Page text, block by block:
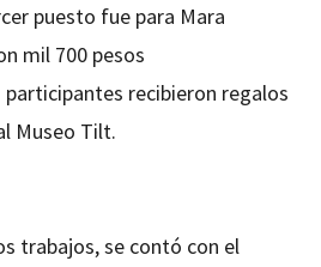
puesto fue para Mara
mil 700 pesos
recibieron regalos
Museo Tilt.
trabajos, se contó con el